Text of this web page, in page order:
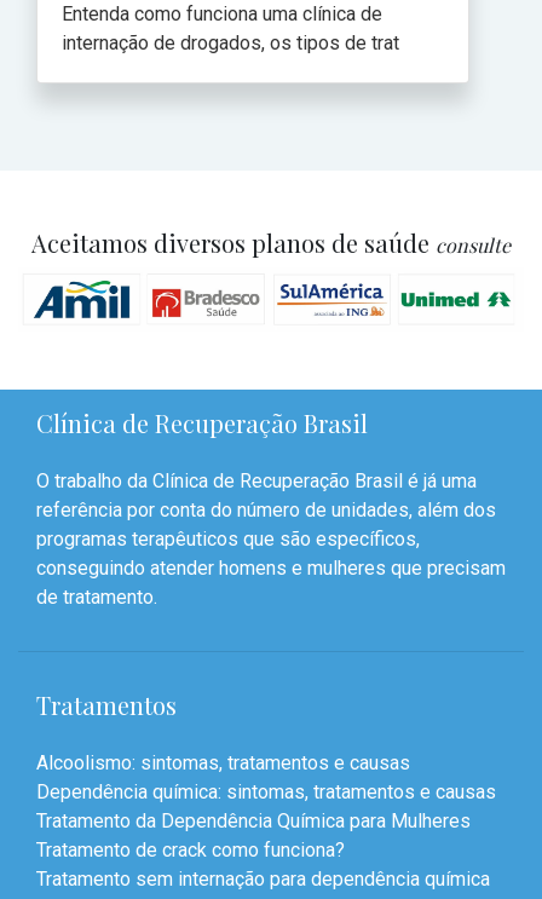
Entenda como funciona uma clínica de
internação de drogados, os tipos de trat
Aceitamos diversos planos de saúde consulte
Clínica de Recuperação Brasil
O trabalho da Clínica de Recuperação Brasil é já uma
referência por conta do número de unidades, além dos
programas terapêuticos que são específicos,
conseguindo atender homens e mulheres que precisam
de tratamento.
Tratamentos
Alcoolismo: sintomas, tratamentos e causas
Dependência química: sintomas, tratamentos e causas
Tratamento da Dependência Química para Mulheres
Tratamento de crack como funciona?
Tratamento sem internação para dependência química